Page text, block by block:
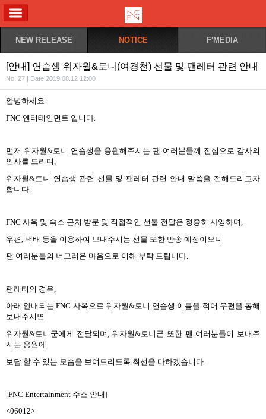
NEW RELEASE NOTICE F'MEDIA
[안내] 연습생 위자월&토니(여경천) 선물 및 팬레터 관련 안내
No. 27 | Date 2019.08.12 12:00
안녕하세요.
FNC 엔터테인먼트 입니다
먼저 위자월&토니 연습생을 응원해주시는 팬 여러분들께 진심으로 감사의
인사를 드리며
위자월&토니 연습생 관련 선물 및 팬레터 관련 안내 말씀을 전해드리고자
합니다
FNC 사옥 및 숙소 근처 방문 및 직접적인 선물 전달은 정중히 사양하며
우편 택배 등을 이용하여 보내주시는 선물 또한 반송 예정이오니
팬 여러분들의 너그러운 마음으로 이해 부탁 드립니다.
팬레터의 경우
아래 안내되는 FNC 사옥으로 위자월&토니 연습생 이름을 적어 우편을 통해
보내주시면
위자월&토니 군에게 전달되며 위자월&토니군 또한 팬 여러분들이 보내주
시는 응원에
보답 할 수 있는 모습을 보여드리도록 최선을 다하겠습니다
[FNC Entertainment 주소 안내]
<06012>